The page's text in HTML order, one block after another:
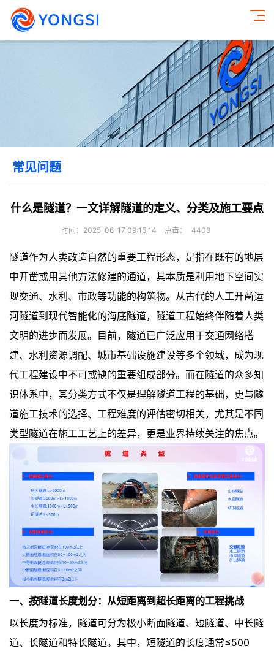
常见问题
什么是隧道？一文详解隧道的定义、分类及施工要点
时间：2025-06-17 09:15:14 点击： 4408
隧道作为人类改造自然的重要工程形态，是指在既有的地层
中开凿或用其他方法修建的通道，其本质是利用地下空间实
现交通、水利、市政等功能的构筑物。从古代的人工开凿运
河隧道到现代智能化的海底隧道，隧道工程始终伴随着人类
文明的进步而发展。目前，隧道已广泛应用于交通网络搭
建、水利资源调配、城市基础设施建设等多个领域，成为现
代工程建设中不可或缺的重要组成部分。而在隧道的众多知
识体系中，其分类方式不仅是理解隧道工程的基础，更与隧
道施工技术的选择、工程难度的评估密切相关，尤其是不同
类型隧道在施工工艺上的差异，更是业界持续关注的焦点。
一、按隧道长度划分：从短距离到超长距离的工程挑战
以长度为标准，隧道可分为极小断面隧道、短隧道、中长隧
道、长隧道和特长隧道。其中，短隧道的长度通常≤500